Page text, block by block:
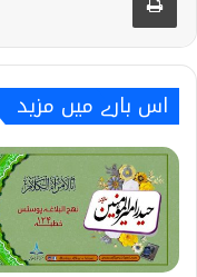
اس بارے میں مزید